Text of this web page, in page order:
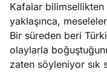
6, 2026
yasalar
Kafalar bilimsellikten
yaklaşınca,
Bir süreden beri
olaylarla
zaten söyleniyor sık